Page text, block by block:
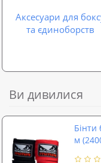
Аксесуари для
та єдиноборств
Ви дивилися
Бінти
м